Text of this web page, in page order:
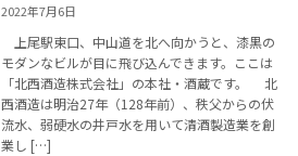
2022年7月6日
上尾駅東口、中山道を北へ向かうと、漆黒の
モダンなビルが目に飛び込んできます。ここは
「北西酒造株式会社」の本社・酒蔵です。 北
西酒造は明治27年（128年前）、秩父からの伏
流水、弱硬水の井戸水を用いて清酒製造業を創
業し […]